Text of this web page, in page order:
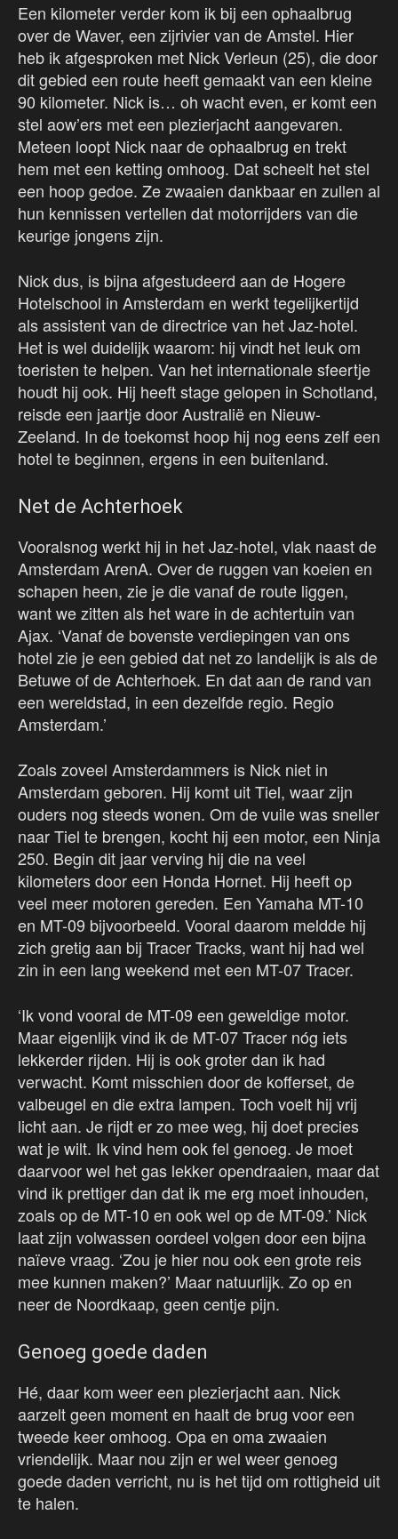
Een kilometer verder kom ik bij een ophaalbrug
over de Waver, een zijrivier van de Amstel. Hier
heb ik afgesproken met Nick Verleun (25), die door
dit gebied een route heeft gemaakt van een kleine
90 kilometer. Nick is… oh wacht even, er komt een
stel aow’ers met een plezierjacht aangevaren.
Meteen loopt Nick naar de ophaalbrug en trekt
hem met een ketting omhoog. Dat scheelt het stel
een hoop gedoe. Ze zwaaien dankbaar en zullen al
hun kennissen vertellen dat motorrijders van die
keurige jongens zijn.
Nick dus, is bijna afgestudeerd aan de Hogere
Hotelschool in Amsterdam en werkt tegelijkertijd
als assistent van de directrice van het Jaz-hotel.
Het is wel duidelijk waarom: hij vindt het leuk om
toeristen te helpen. Van het internationale sfeertje
houdt hij ook. Hij heeft stage gelopen in Schotland,
reisde een jaartje door Australië en Nieuw-
Zeeland. In de toekomst hoop hij nog eens zelf een
hotel te beginnen, ergens in een buitenland.
Net de Achterhoek
Vooralsnog werkt hij in het Jaz-hotel, vlak naast de
Amsterdam ArenA. Over de ruggen van koeien en
schapen heen, zie je die vanaf de route liggen,
want we zitten als het ware in de achtertuin van
Ajax. ‘Vanaf de bovenste verdiepingen van ons
hotel zie je een gebied dat net zo landelijk is als de
Betuwe of de Achterhoek. En dat aan de rand van
een wereldstad, in een dezelfde regio. Regio
Amsterdam.’
Zoals zoveel Amsterdammers is Nick niet in
Amsterdam geboren. Hij komt uit Tiel, waar zijn
ouders nog steeds wonen. Om de vuile was sneller
naar Tiel te brengen, kocht hij een motor, een Ninja
250. Begin dit jaar verving hij die na veel
kilometers door een Honda Hornet. Hij heeft op
veel meer motoren gereden. Een Yamaha MT-10
en MT-09 bijvoorbeeld. Vooral daarom meldde hij
zich gretig aan bij Tracer Tracks, want hij had wel
zin in een lang weekend met een MT-07 Tracer.
‘Ik vond vooral de MT-09 een geweldige motor.
Maar eigenlijk vind ik de MT-07 Tracer nóg iets
lekkerder rijden. Hij is ook groter dan ik had
verwacht. Komt misschien door de kofferset, de
valbeugel en die extra lampen. Toch voelt hij vrij
licht aan. Je rijdt er zo mee weg, hij doet precies
wat je wilt. Ik vind hem ook fel genoeg. Je moet
daarvoor wel het gas lekker opendraaien, maar dat
vind ik prettiger dan dat ik me erg moet inhouden,
zoals op de MT-10 en ook wel op de MT-09.’ Nick
laat zijn volwassen oordeel volgen door een bijna
naïeve vraag. ‘Zou je hier nou ook een grote reis
mee kunnen maken?’ Maar natuurlijk. Zo op en
neer de Noordkaap, geen centje pijn.
Genoeg goede daden
Hé, daar kom weer een plezierjacht aan. Nick
aarzelt geen moment en haalt de brug voor een
tweede keer omhoog. Opa en oma zwaaien
vriendelijk. Maar nou zijn er wel weer genoeg
goede daden verricht, nu is het tijd om rottigheid uit
te halen.